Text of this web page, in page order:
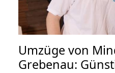
Umzüge von
Grebenau: